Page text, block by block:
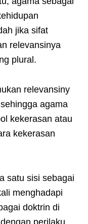
jika sifat
relevansinya
plural.
relevansiny
agama
kekerasan atau
kekerasan
satu sisi sebagai
menghadapi
doktrin di
perilaku